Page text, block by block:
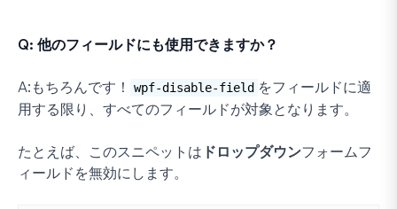
Q: 他のフィールドにも使用できますか？
A: もちろんです！ wpf-disable-field をフィールドに適
用する限り、すべてのフィールドが対象となります。
たとえば、このスニペットは ドロップダウンフォームフ
ィールドを無効にします。